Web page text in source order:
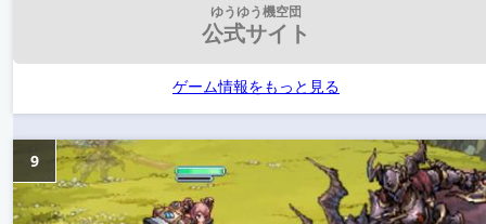
ゆうゆう機空団
公式サイト
ゲーム情報をもっと見る
9